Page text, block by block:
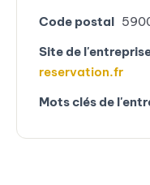
Code postal
Site de
reservation.fr
Mots clés de